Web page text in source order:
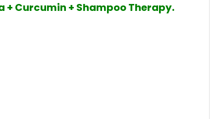
+ Curcumin + Shampoo Therapy.